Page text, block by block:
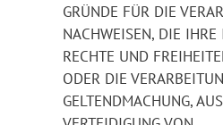
GRÜNDE FÜR DIE
NACHWEISEN, DIE IHRE
RECHTE UND
ODER DIE
GELTENDMACHUNG,